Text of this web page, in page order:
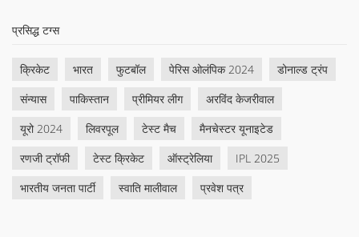
प्रसिद्ध टग्स
क्रिकेट भारत फुटबॉल पेरिस ओलंपिक 2024
डोनाल्ड ट्रंप
संन्यास
पाकिस्तान प्रीमियर लीग
अरविंद केजरीवाल
यूरो 2024
लिवरपूल टेस्ट मैच
मैनचेस्टर यूनाइटेड
रणजी ट्रॉफी
टेस्ट क्रिकेट ऑस्ट्रेलिया
IPL 2025
भारतीय जनता पार्टी
स्वाति मालीवाल प्रवेश पत्र